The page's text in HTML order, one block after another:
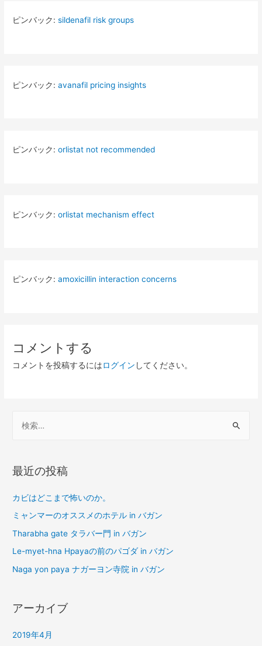
ピンバック:sildenafil risk groups
ピンバック:avanafil pricing insights
ピンバック:orlistat not recommended
ピンバック:orlistat mechanism effect
ピンバック:amoxicillin interaction concerns
コメントする
コメントを投稿するにはログイン してください。
最近の投稿
カビはどこまで怖いのか。
ミャンマーのオススメのホテル in バガン
Tharabha gate タラバー門 in バガン
Le-myet-hna Hpayaの前のパゴダ in バガン
Naga yon paya ナガーヨン寺院 in バガン
アーカイブ
2019年4月